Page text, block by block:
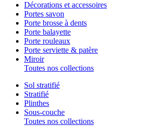
Décorations et accessoires
Portes savon
Porte brosse à dents
Porte balayette
Porte rouleaux
Porte serviette & patère
Miroir
Toutes nos collections
Sol stratifié
Stratifié
Plinthes
Sous-couche
Toutes nos collections